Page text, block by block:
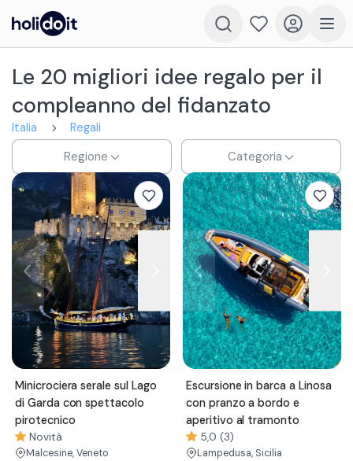
Le 20 migliori idee regalo per il
compleanno del fidanzato
Italia Regali
Regione Categoria
Minicrociera serale sul Lago
di Garda con spettacolo
pirotecnico
Novità
Malcesine, Veneto
Escursione in barca a Linosa
con pranzo a bordo e
aperitivo al tramonto
5,0 (3)
Lampedusa, Sicilia